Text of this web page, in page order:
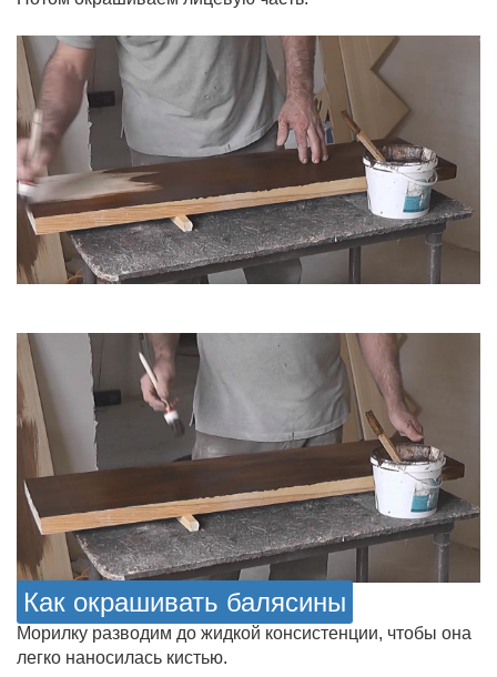
Как окрашивать балясины
Морилку разводим до жидкой консистенции, чтобы она
легко наносилась кистью.